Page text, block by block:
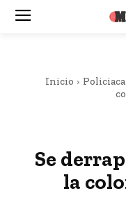
Inicio Policiaca
Se
la